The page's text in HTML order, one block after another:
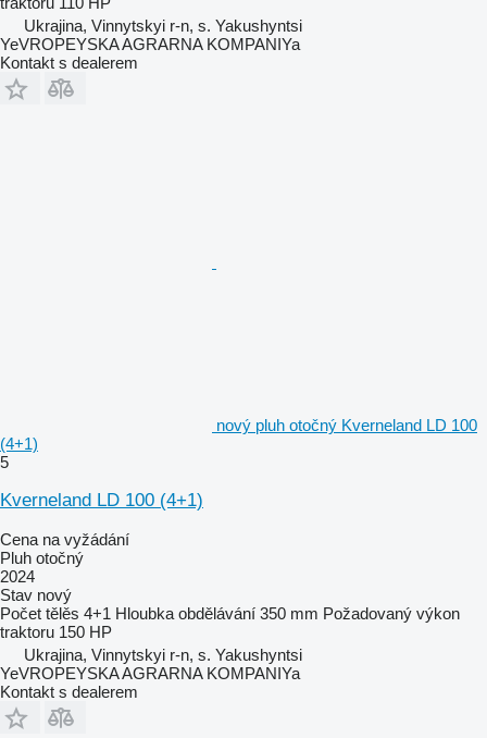
Ukrajina, Vinnytskyi r-n, s. Yakushyntsi
YeVROPEYSKA AGRARNA KOMPANIYa
Kontakt s dealerem
nový pluh otočný Kverneland LD 100
(4+1)
5
Kverneland LD 100 (4+1)
Cena na vyžádání
Pluh otočný
2024
Stav nový
Počet tělěs 4+1 Hloubka obdělávání 350 mm Požadovaný výkon
traktoru 150 HP
Ukrajina, Vinnytskyi r-n, s. Yakushyntsi
YeVROPEYSKA AGRARNA KOMPANIYa
Kontakt s dealerem